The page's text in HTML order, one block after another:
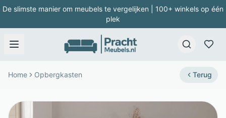
De slimste manier om meubels te vergelijken | 100+ winkels op één
plek
Home Opbergkasten Terug